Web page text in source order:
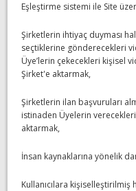
Eşleştirme sistemi ile Site
Şirketlerin ihtiyaç duyması
seçtiklerine gönderecekleri
Üye’lerin çekecekleri kişisel
Şirket'e aktarmak,
Şirketlerin ilan başvuruları
istinaden Üyelerin
aktarmak,
İnsan kaynaklarına yönelik
Kullanıcılara kişiselleştirilmiş